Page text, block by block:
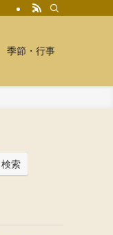
季節・行事
検索